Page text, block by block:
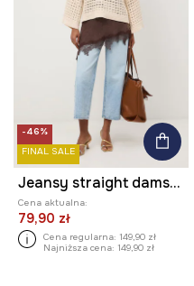
-46%
FINAL SALE
Jeansy straight damskie
Cena aktualna:
79,90 zł
Cena regularna: 149,90 zł
Najniższa cena: 149,90 zł